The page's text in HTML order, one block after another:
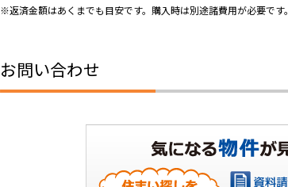
※返済金額はあくまでも目安です。購入時は別途諸費用が必要です。
お問い合わせ